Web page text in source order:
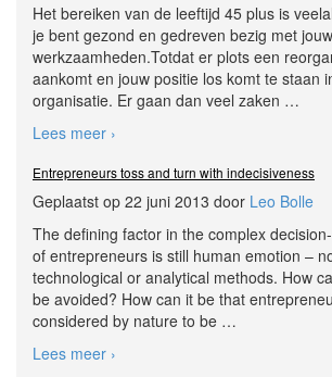
Het bereiken van de leeftijd 45 plus is
je bent gezond en gedreven bezig met jouw
werkzaamheden.Totdat er plots een
aankomt en jouw positie los komt te staan
organisatie. Er gaan dan veel zaken …
Lees meer ›
Entrepreneurs toss and turn with indecisiveness
Geplaatst op 22 juni 2013 door Leo Bolle
The defining factor in the complex
of entrepreneurs is still human emotion –
technological or analytical methods. How
be avoided? How can it be that
considered by nature to be …
Lees meer ›